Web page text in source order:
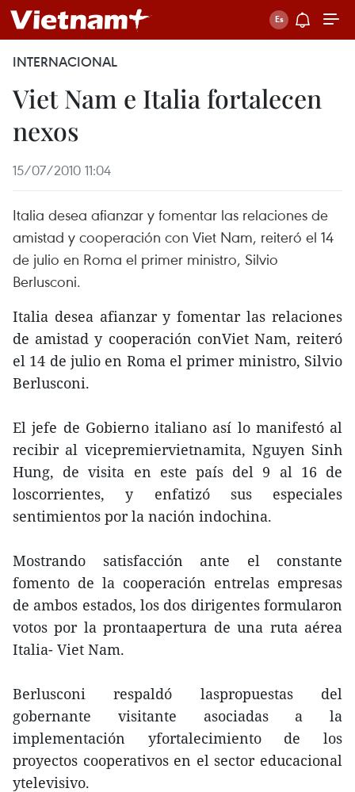
INTERNACIONAL
Viet Nam e Italia fortalecen
nexos
15/07/2010 11:04
Italia desea afianzar y fomentar las relaciones de
amistad y cooperación con Viet Nam, reiteró el 14
de julio en Roma el primer ministro, Silvio
Berlusconi.
Italia desea afianzar y fomentar las relaciones
de amistad y cooperación conViet Nam, reiteró
el 14 de julio en Roma el primer ministro, Silvio
Berlusconi.
El jefe de Gobierno italiano así lo manifestó al
recibir al vicepremiervietnamita, Nguyen Sinh
Hung, de visita en este país del 9 al 16 de
loscorrientes, y enfatizó sus especiales
sentimientos por la nación indochina.
Mostrando satisfacción ante el constante
fomento de la cooperación entrelas empresas
de ambos estados, los dos dirigentes formularon
votos por la prontaapertura de una ruta aérea
Italia- Viet Nam.
Berlusconi respaldó laspropuestas del
gobernante visitante asociadas a la
implementación yfortalecimiento de los
proyectos cooperativos en el sector educacional
ytelevisivo.